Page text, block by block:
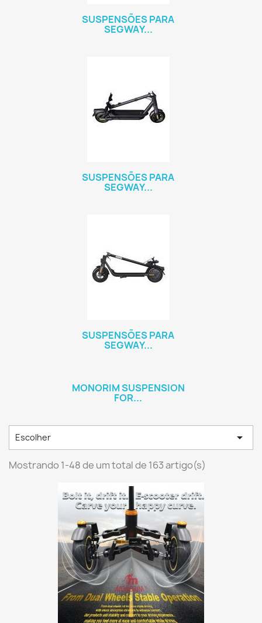
SUSPENSÕES PARA
SEGWAY...
SUSPENSÕES PARA
SEGWAY...
SUSPENSÕES PARA
SEGWAY...
MONORIM SUSPENSION
FOR...
Escolher 
Mostrando 1-48 de um total de 163 artigo(s)